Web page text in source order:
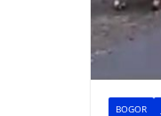
BOGOR